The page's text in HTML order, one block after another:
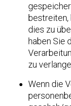
bestreiten,
dies zu
haben Sie
zu
Wenn die